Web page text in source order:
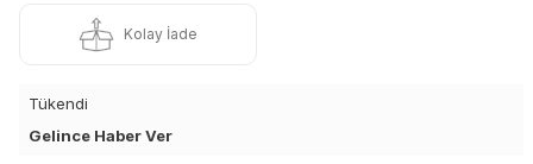
Kolay İade
Tükendi
Gelince Haber Ver